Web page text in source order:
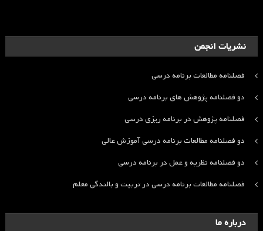
نشریات انجمن
فصلنامه مطالعات برنامه درسی
دو فصلنامه پژوهش های برنامه درسی
فصلنامه پژوهش در برنامه ریزی درسی
دو فصلنامه مطالعات برنامه درسی آموزش عالی
دو فصلنامه نظریه و عمل در برنامه درسی
فصلنامه مطالعات برنامه درسی در تربیت و بالندگی معلم
درباره ما